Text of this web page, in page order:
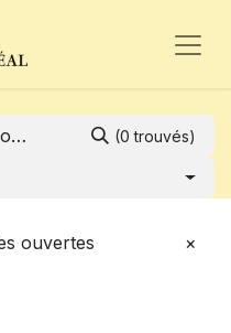
(0 trouvés)
ouvertes
×